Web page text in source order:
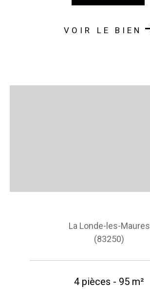
VOIR LE BIEN
La Londe-les-Maures
(83250)
4 pièces - 95 m²